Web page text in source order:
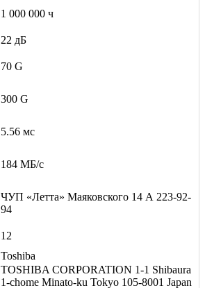
1 000 000 ч
22 дБ
70 G
300 G
5.56 мс
184 МБ/с
ЧУП «Летта» Маяковского 14 А 223-92-
94
12
Toshiba
TOSHIBA CORPORATION 1-1 Shibaura
1-chome Minato-ku Tokyo 105-8001 Japan